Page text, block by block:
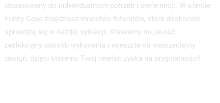
dopasowany do indywidualnych potrzeb i preferencji. W ofercie
Funny Case znajdziesz mnóstwo futerałów, które doskonale
sprawdzą się w każdej sytuacji. Stawiamy na jakość,
perfekcyjny sposób wykonania i wreszcie na nieprzeciętny
design, dzięki któremu Twój telefon zyska na oryginalności!